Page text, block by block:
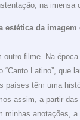
na imensa
da
outro filme. Na
Latino”, que
países têm uma
assim, a partir
minhas anotações,